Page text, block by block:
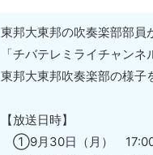
東邦大東邦の吹奏楽部部員
「チバテレミライチャンネ
東邦大東邦吹奏楽部の様子
【放送日時】
①9月30日（月） 17:00